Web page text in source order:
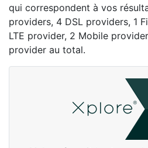
qui correspondent à vos
providers, 4 DSL providers, 1
LTE provider, 2 Mobile
provider au total.